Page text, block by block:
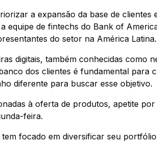
a expansão da base de
equipe de fintechs do Bank of
do setor na América Latina.
digitais, também conhecidas como
dos clientes é fundamental para
diferente para buscar esse objetivo.
à oferta de produtos, apetite
feira.
focado em diversificar seu